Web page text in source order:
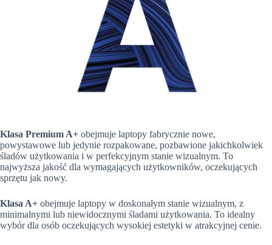
Klasa Premium A+ obejmuje laptopy fabrycznie nowe,
powystawowe lub jedynie rozpakowane, pozbawione jakichkolwiek
śladów użytkowania i w perfekcyjnym stanie wizualnym. To
najwyższa jakość dla wymagających użytkowników, oczekujących
sprzętu jak nowy.
Klasa A+ obejmuje laptopy w doskonałym stanie wizualnym, z
minimalnymi lub niewidocznymi śladami użytkowania. To idealny
wybór dla osób oczekujących wysokiej estetyki w atrakcyjnej cenie.